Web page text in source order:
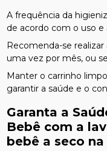
A frequência da
de acordo com o uso e
Recomenda-se
uma vez por mês, ou
Manter o carrinho
garantir a saúde e o
Garanta a
Bebê com a
bebê a seco